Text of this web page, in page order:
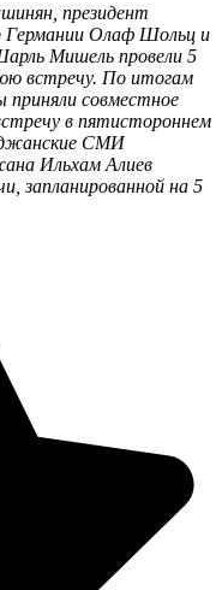
президент
Германии Олаф Шольц и
Мишель провели 5
встречу. По итогам
приняли совместное
в пятистороннем
СМИ
Ильхам Алиев
запланированной на 5